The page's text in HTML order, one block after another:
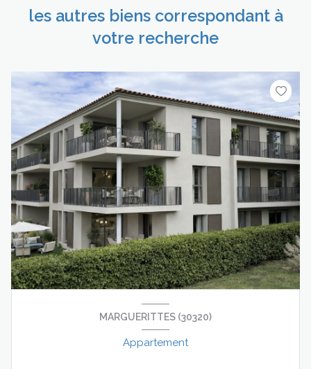
les autres biens correspondant à
votre recherche
MARGUERITTES (30320)
Appartement